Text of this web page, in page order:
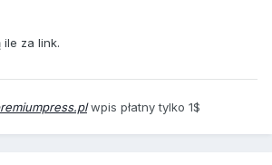
za link.
wpis płatny tylko 1$